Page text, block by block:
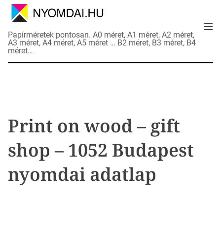
N
y
o
m
t
a
Papírméretek pontosan. A0 méret, A1 méret, A2 méret,
A3 méret, A4 méret, A5 méret … B2 méret, B3 méret, B4
méret…
M
Print on wood – gift
shop – 1052 Budapest
nyomdai adatlap